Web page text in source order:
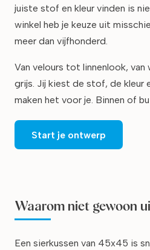
juiste stof en kleur vinden is
winkel heb je keuze uit
meer dan vijfhonderd.
Van velours tot linnenlook,
grijs. Jij kiest de stof, de kleur
maken het voor je. Binnen of
Start je ontwerp
Waarom niet gewoon
Een sierkussen van 45x45 is